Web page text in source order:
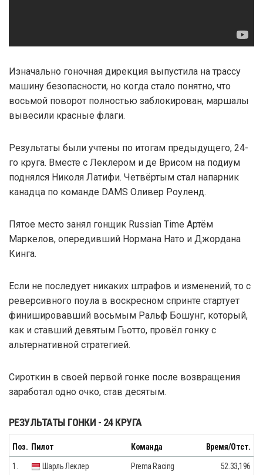
Изначально гоночная дирекция выпустила на трассу
машину безопасности, но когда стало понятно, что
восьмой поворот полностью заблокирован, маршалы
вывесили красные флаги.
Результаты были учтены по итогам предыдущего, 24-
го круга. Вместе с Леклером и де Врисом на подиум
поднялся Николя Латифи. Четвёртым стал напарник
канадца по команде DAMS Оливер Роуленд.
Пятое место занял гонщик Russian Time Артём
Маркелов, опередивший Нормана Нато и Джордана
Кинга.
Если не последует никаких штрафов и изменений, то с
реверсивного поула в воскресном спринте стартует
финишировавший восьмым Ральф Бошунг, который,
как и ставший девятым Гьотто, провёл гонку с
альтернативной стратегией.
Сироткин в своей первой гонке после возвращения
заработал одно очко, став десятым.
РЕЗУЛЬТАТЫ ГОНКИ - 24 КРУГА
Поз. Пилот Команда Время/Отст.
1. Шарль Леклер Prema Racing 52.33,196